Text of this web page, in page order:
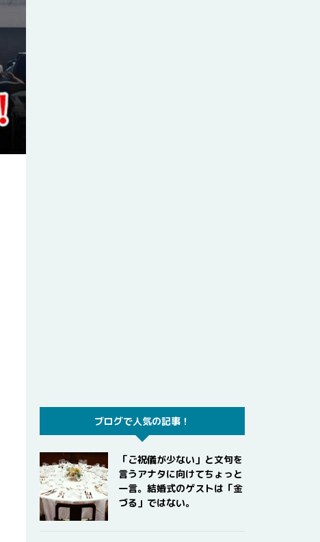
ブログで人気の記事！
「ご祝儀が少ない」と文句を
言うアナタに向けてちょっと
一言。結婚式のゲストは「金
づる」ではない。